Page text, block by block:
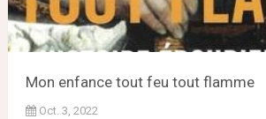
Mon enfance tout feu tout flamme
Oct. 3, 2022